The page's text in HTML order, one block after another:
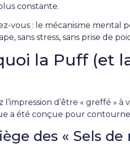
constante.
vous : le mécanisme mental
sans stress, sans prise de
la Puff (et
l’impression d’être « greffé »
a été conçue pour
des « Sels